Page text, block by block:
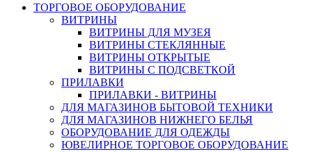
ТОРГОВОЕ ОБОРУДОВАНИЕ
ВИТРИНЫ
ВИТРИНЫ ДЛЯ МУЗЕЯ
ВИТРИНЫ СТЕКЛЯННЫЕ
ВИТРИНЫ ОТКРЫТЫЕ
ВИТРИНЫ С ПОДСВЕТКОЙ
ПРИЛАВКИ
ПРИЛАВКИ - ВИТРИНЫ
ДЛЯ МАГАЗИНОВ БЫТОВОЙ ТЕХНИКИ
ДЛЯ МАГАЗИНОВ НИЖНЕГО БЕЛЬЯ
ОБОРУДОВАНИЕ ДЛЯ ОДЕЖДЫ
ЮВЕЛИРНОЕ ТОРГОВОЕ ОБОРУДОВАНИЕ